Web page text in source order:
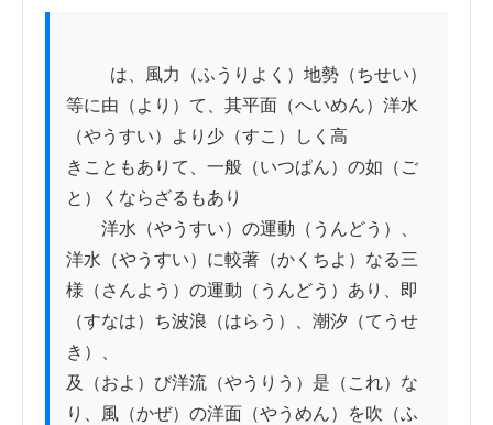
等に由（より）て、其平面（へいめん）洋水
（やうすい）より少（すこ）しく高
きこともありて、一般（いつぱん）の如（ご
と）くならざるもあり
洋水（やうすい）の運動（うんどう）、
洋水（やうすい）に較著（かくちよ）なる三
様（さんよう）の運動（うんどう）あり、即
（すなは）ち波浪（はらう）、潮汐（てうせ
き）、
及（およ）び洋流（やうりう）是（これ）な
り、風（かぜ）の洋面（やうめん）を吹（ふ